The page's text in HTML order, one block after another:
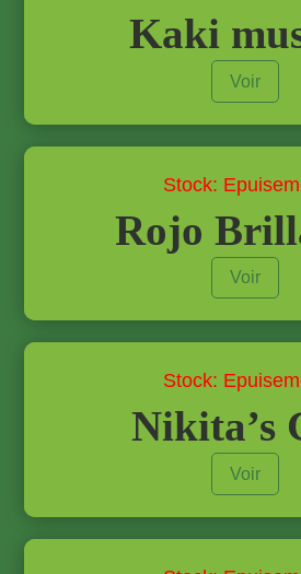
Kaki
Voir
Stock:
Rojo
Voir
Stock:
Nikita’s
Voir